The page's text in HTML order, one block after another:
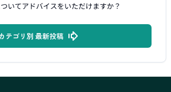
いてアドバイスをいただけますか？
テゴリ別 最新投稿